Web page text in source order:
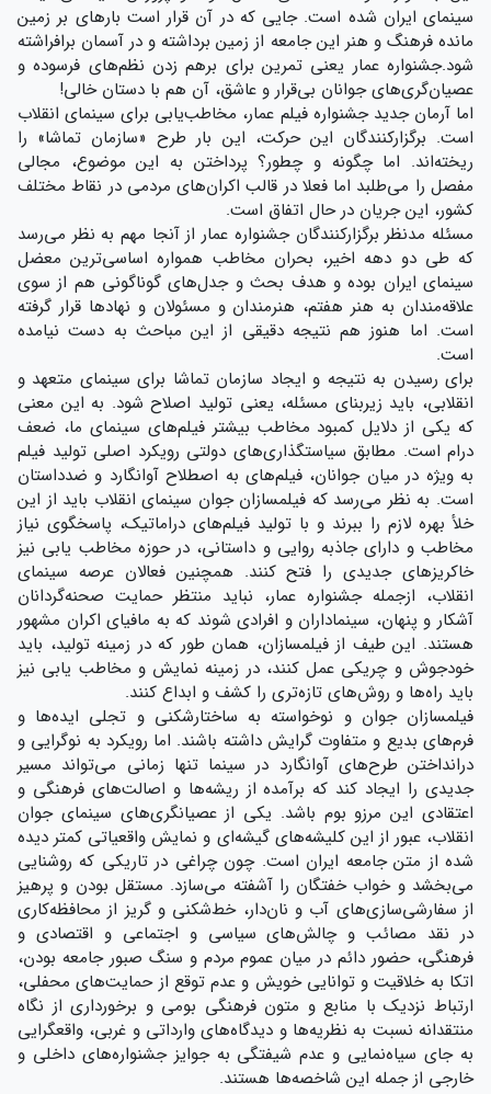
سینمای ایران شده است. جایی که در آن قرار است بارهای بر زمین
مانده فرهنگ و هنر این جامعه از زمین برداشته و در آسمان برافراشته
شود.جشنواره عمار یعنی تمرین برای برهم زدن نظم‌های فرسوده و
عصیان‌گری‌های جوانان بی‌قرار و عاشق، آن هم با دستان خالی!
اما آرمان جدید جشنواره فیلم عمار، مخاطب‌یابی برای سینمای انقلاب
است. برگزارکنندگان این حرکت، این بار طرح «سازمان تماشا» را
ریخته‌اند. اما چگونه و چطور؟ پرداختن به این موضوع، مجالی
مفصل را می‌طلبد اما فعلا در قالب اکران‌های مردمی در نقاط مختلف
کشور، این جریان در حال اتفاق است.
مسئله مدنظر برگزار‌کنندگان جشنواره عمار از آنجا مهم به نظر می‌رسد
که طی دو دهه اخیر، بحران مخاطب همواره اساسی‌ترین معضل
سینمای ایران بوده و هدف بحث و جدل‌های گوناگونی هم از سوی
علاقه‌مندان به هنر هفتم، هنرمندان و مسئولان و نهادها قرار گرفته
است. اما هنوز هم نتیجه دقیقی از این مباحث به دست نیامده
است.
برای رسیدن به نتیجه و ایجاد سازمان تماشا برای سینمای متعهد و
انقلابی، باید زیربنای مسئله، یعنی تولید اصلاح شود. به این معنی
که یکی از دلایل کمبود مخاطب بیشتر فیلم‌های سینمای ما، ضعف
درام است. مطابق سیاستگذاری‌های دولتی رویکرد اصلی تولید فیلم
به ویژه در میان جوانان، فیلم‌های به اصطلاح آوانگارد و ضدداستان
است. به نظر می‌رسد که فیلمسازان جوان سینمای انقلاب باید از این
خلأ بهره لازم را ببرند و با تولید فیلم‌های دراماتیک، پاسخگوی نیاز
مخاطب و دارای جاذبه روایی و داستانی، در حوزه مخاطب یابی نیز
خاکریزهای جدیدی را فتح کنند. همچنین فعالان عرصه سینمای
انقلاب‌، ازجمله جشنواره عمار، نباید منتظر حمایت صحنه‌گردانان
آشکار و پنهان، سینماداران و افرادی شوند که به مافیای اکران مشهور
هستند. این طیف از فیلمسازان، همان طور که در زمینه تولید، باید
خودجوش و چریکی عمل کنند، در زمینه نمایش و مخاطب یابی نیز
باید راه‌ها و روش‌های تازه‌تری را کشف و ابداع کنند.
فیلمسازان جوان و نوخواسته به ساختارشکنی و تجلی ایده‌ها و
فرم‌های بدیع و متفاوت گرایش داشته باشند. اما رویکرد به نوگرایی و
درانداختن طرح‌های آوانگارد در سینما تنها زمانی می‌تواند مسیر
جدیدی را ایجاد کند که برآمده از ریشه‌ها و اصالت‌های فرهنگی و
اعتقادی این مرزو بوم باشد. یکی از عصیانگری‌های سینمای جوان
انقلاب، عبور از این کلیشه‌های گیشه‌ای و نمایش واقعیاتی کمتر دیده
شده از متن جامعه ایران است. چون چراغی در تاریکی که روشنایی
می‌بخشد و خواب خفتگان را آشفته می‌سازد. مستقل بودن و پرهیز
از سفارشی‌سازی‌های آب و نان‌دار، خط‌شکنی و گریز از محافظه‌کاری
در نقد مصائب و چالش‌های سیاسی و اجتماعی و اقتصادی و
فرهنگی، حضور دائم در میان عموم مردم و سنگ صبور جامعه بودن،
اتکا به خلاقیت و توانایی خویش و عدم توقع از حمایت‌های محفلی،
ارتباط نزدیک با منابع و متون فرهنگی بومی و برخورداری از نگاه
منتقدانه نسبت به نظریه‌ها و دیدگاه‌های وارداتی و غربی، واقعگرایی
به جای سیاه‌نمایی و عدم شیفتگی به جوایز جشنواره‌های داخلی و
خارجی از جمله این شاخصه‌ها هستند.